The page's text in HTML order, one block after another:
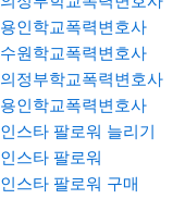
용인학교폭력변호사
수원학교폭력변호사
의정부학교폭력변호사
용인학교폭력변호사
인스타 팔로워 늘리기
인스타 팔로워
인스타 팔로워 구매